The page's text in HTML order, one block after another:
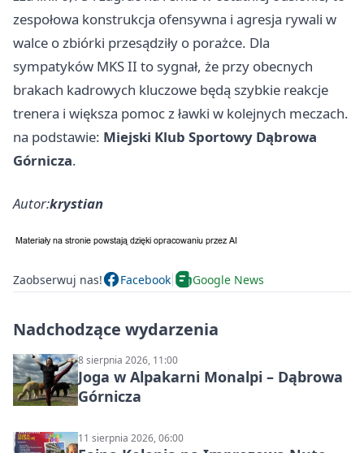
zespołowa konstrukcja ofensywna i agresja rywali w
walce o zbiórki przesądziły o porażce. Dla
sympatyków MKS II to sygnał, że przy obecnych
brakach kadrowych kluczowe będą szybkie reakcje
trenera i większa pomoc z ławki w kolejnych meczach.
na podstawie: Miejski Klub Sportowy Dąbrowa
Górnicza.
Autor:krystian
Zaobserwuj nas! Facebook Google News
Nadchodzące wydarzenia
8 sierpnia 2026, 11:00
Joga w Alpakarni Monalpi – Dąbrowa
Górnicza
11 sierpnia 2026, 06:00